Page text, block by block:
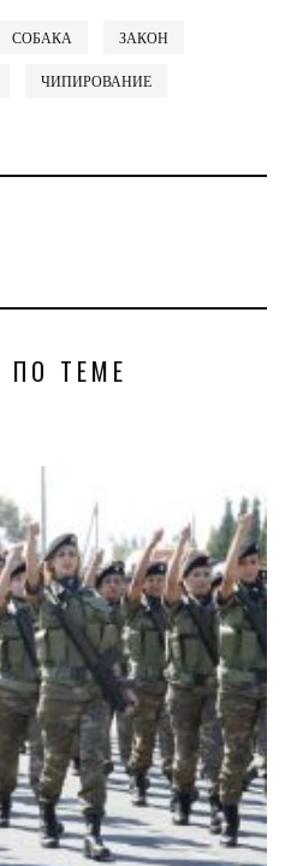
СОБАКА ЗАКОН
ЧИПИРОВАНИЕ
ПО ТЕМЕ